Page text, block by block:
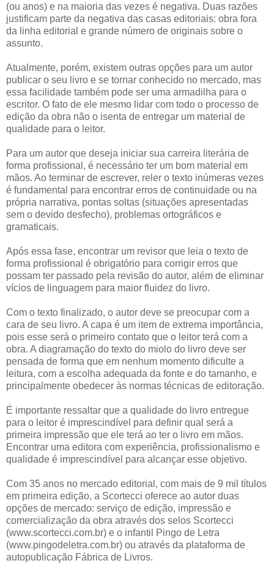
(ou anos) e na maioria das vezes é negativa. Duas razões
justificam parte da negativa das casas editoriais: obra fora
da linha editorial e grande número de originais sobre o
assunto.
Atualmente, porém, existem outras opções para um autor
publicar o seu livro e se tornar conhecido no mercado, mas
essa facilidade também pode ser uma armadilha para o
escritor. O fato de ele mesmo lidar com todo o processo de
edição da obra não o isenta de entregar um material de
qualidade para o leitor.
Para um autor que deseja iniciar sua carreira literária de
forma profissional, é necessário ter um bom material em
mãos. Ao terminar de escrever, reler o texto inúmeras vezes
é fundamental para encontrar erros de continuidade ou na
própria narrativa, pontas soltas (situações apresentadas
sem o devido desfecho), problemas ortográficos e
gramaticais.
Após essa fase, encontrar um revisor que leia o texto de
forma profissional é obrigatório para corrigir erros que
possam ter passado pela revisão do autor, além de eliminar
vícios de linguagem para maior fluidez do livro.
Com o texto finalizado, o autor deve se preocupar com a
cara de seu livro. A capa é um item de extrema importância,
pois esse será o primeiro contato que o leitor terá com a
obra. A diagramação do texto do miolo do livro deve ser
pensada de forma que em nenhum momento dificulte a
leitura, com a escolha adequada da fonte e do tamanho, e
principalmente obedecer às normas técnicas de editoração.
É importante ressaltar que a qualidade do livro entregue
para o leitor é imprescindível para definir qual será a
primeira impressão que ele terá ao ter o livro em mãos.
Encontrar uma editora com experiência, profissionalismo e
qualidade é imprescindível para alcançar esse objetivo.
Com 35 anos no mercado editorial, com mais de 9 mil títulos
em primeira edição, a Scortecci oferece ao autor duas
opções de mercado: serviço de edição, impressão e
comercialização da obra através dos selos Scortecci
(www.scortecci.com.br) e o infantil Pingo de Letra
(www.pingodeletra.com.br) ou através da plataforma de
autopublicação Fábrica de Livros.